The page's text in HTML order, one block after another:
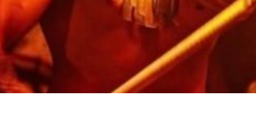
探索秘境叢林